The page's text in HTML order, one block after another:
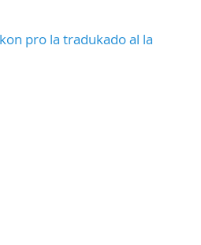
pro la tradukado al la